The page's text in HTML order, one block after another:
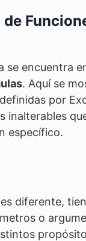
se encuentra
. Aquí se
por
inalterables
específico.
diferente,
o